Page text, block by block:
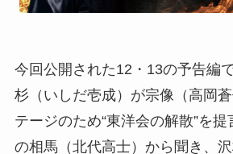
今回公開された12・13の予告編
杉（いしだ壱成）が宗像（高岡
テージのため“東洋会の解散”を
の相馬（北代高士）から聞き、沢